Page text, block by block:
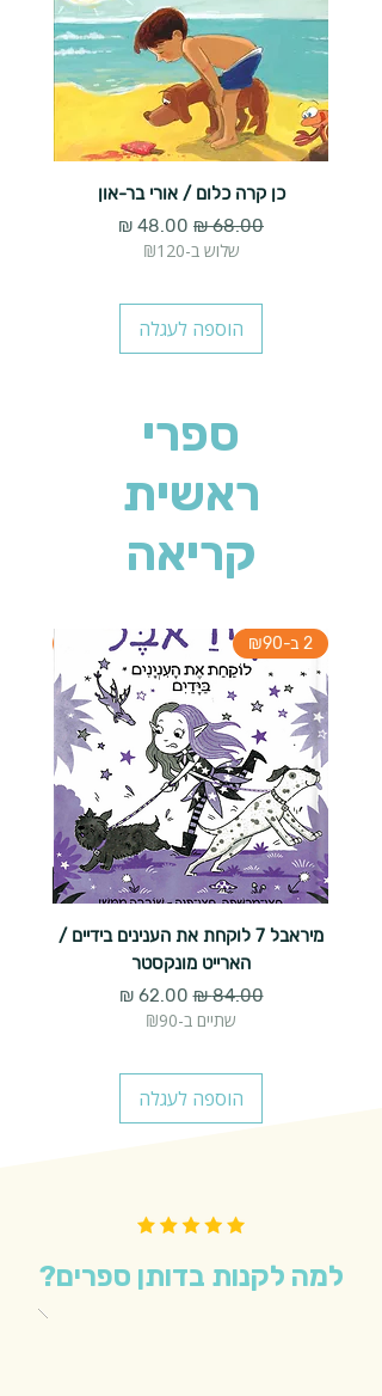
כן קרה כלום / אורי בר-און
מחיר רגיל מחיר מבצע
שלוש ב-₪120
הוספה לעגלה
ספרי
ראשית
קריאה
2 ב-₪90
מיראבל 7 לוקחת את הענינים בידיים /
הארייט מונקסטר
מחיר רגיל‏84.00 ‏₪ מחיר מבצע
שתיים ב-₪90
הוספה לעגלה
למה לקנות בדותן ספרים?